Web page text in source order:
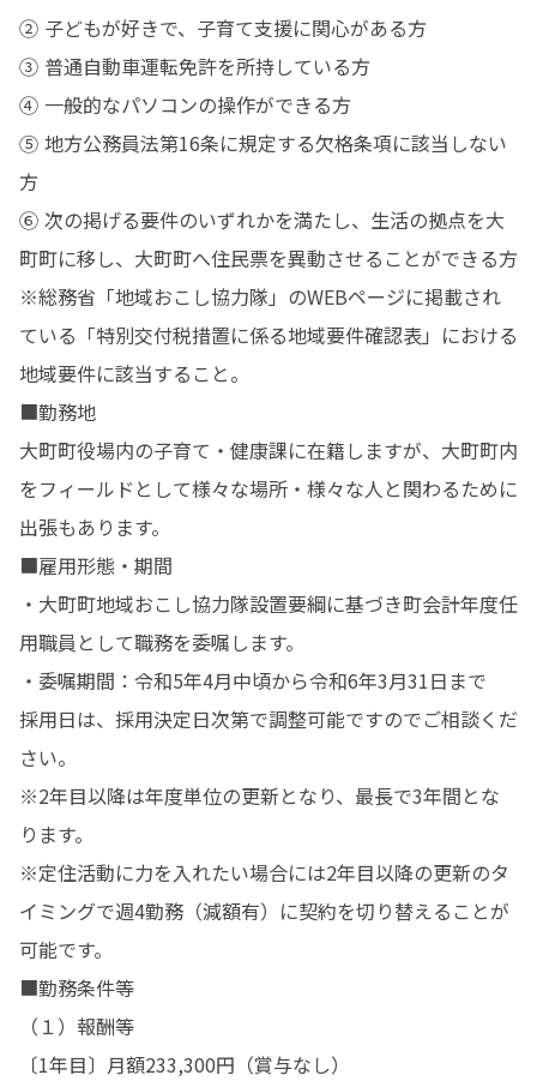
② 子どもが好きで、子育て支援に関心がある方
③ 普通自動車運転免許を所持している方
④ 一般的なパソコンの操作ができる方
⑤ 地方公務員法第16条に規定する欠格条項に該当しない
方
⑥ 次の掲げる要件のいずれかを満たし、生活の拠点を大
町町に移し、大町町へ住民票を異動させることができる方
※総務省「地域おこし協力隊」のWEBページに掲載され
ている「特別交付税措置に係る地域要件確認表」における
地域要件に該当すること。
■勤務地
大町町役場内の子育て・健康課に在籍しますが、大町町内
をフィールドとして様々な場所・様々な人と関わるために
出張もあります。
■雇用形態・期間
・大町町地域おこし協力隊設置要綱に基づき町会計年度任
用職員として職務を委嘱します。
・委嘱期間：令和5年4月中頃から令和6年3月31日まで
採用日は、採用決定日次第で調整可能ですのでご相談くだ
さい。
※2年目以降は年度単位の更新となり、最長で3年間とな
ります。
※定住活動に力を入れたい場合には2年目以降の更新のタ
イミングで週4勤務（減額有）に契約を切り替えることが
可能です。
■勤務条件等
（１）報酬等
〔1年目〕月額233,300円（賞与なし）